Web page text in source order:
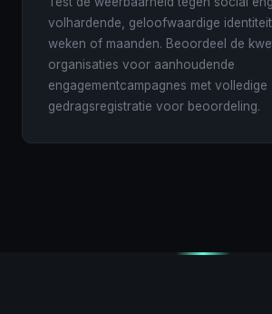
volhardende, geloofwaardige
weken of maanden. Beoordeel de
organisaties voor aanhoudende
engagementcampagnes met volledige
gedragsregistratie voor beoordeling.